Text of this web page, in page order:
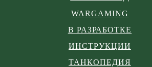
WARGAMING
В РАЗРАБОТКЕ
ИНСТРУКЦИИ
ТАНКОПЕДИЯ